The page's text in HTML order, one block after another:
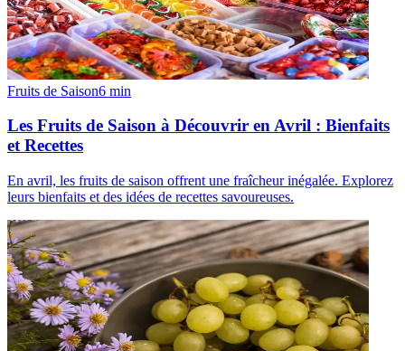
Fruits de Saison6 min
Les Fruits de Saison à Découvrir en Avril : Bienfaits
et Recettes
En avril, les fruits de saison offrent une fraîcheur inégalée. Explorez
leurs bienfaits et des idées de recettes savoureuses.